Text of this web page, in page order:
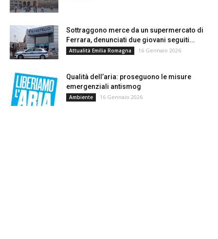
Sottraggono merce da un supermercato di
Ferrara, denunciati due giovani seguiti...
Attualità Emilia Romagna 16 Gennaio 2026
Qualità dell’aria: proseguono le misure
emergenziali antismog
Ambiente 16 Gennaio 2026